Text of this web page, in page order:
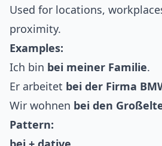
Used for locations,
proximity.
Examples:
Ich bin bei meiner Familie.
Er arbeitet bei der Firma
Wir wohnen bei den
Pattern: